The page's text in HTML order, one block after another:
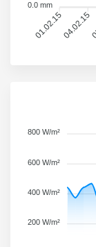
01.02.1504.02.15
0.0 mm
800 W/m²
600 W/m²
400 W/m²
200 W/m²